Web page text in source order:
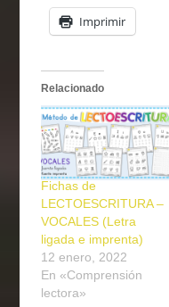
Imprimir
Relacionado
Fichas de
LECTOESCRITURA –
VOCALES (Letra
ligada e imprenta)
12 enero, 2022
En «Comprensión
lectora»